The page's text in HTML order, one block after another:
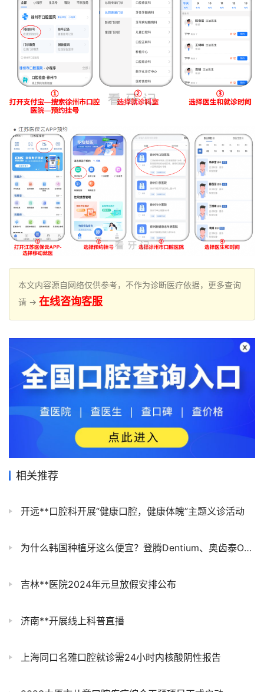
本文内容源自网络仅供参考，不作为诊断医疗依据，更多查询
请 → 在线咨询客服
相关推荐
开远**口腔科开展“健康口腔，健康体魄”主题义诊活动
为什么韩国种植牙这么便宜？登腾Dentium、奥齿泰Osstem、DIO、美格真、登特斯哪个好？
吉林**医院2024年元旦放假安排公布
济南**开展线上科普直播
上海同口名雅口腔就诊需24小时内核酸阴性报告